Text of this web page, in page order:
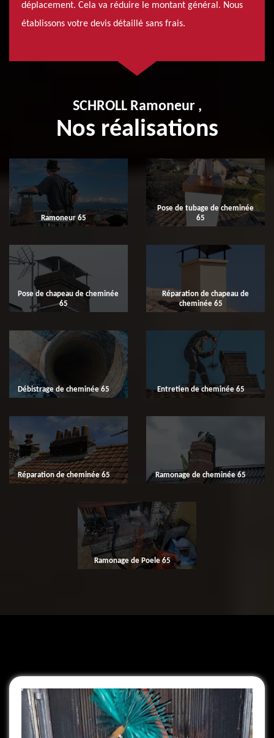
déplacement. Cela va réduire le montant général. Nous
établissons votre devis détaillé sans frais.
SCHROLL Ramoneur ,
Nos réalisations
Ramoneur 65
Pose de tubage de cheminée
65
Pose de chapeau de cheminée
65
Réparation de chapeau de
cheminée 65
Débistrage de cheminée 65 Entretien de cheminée 65
Réparation de cheminée 65 Ramonage de cheminée 65
Ramonage de Poele 65